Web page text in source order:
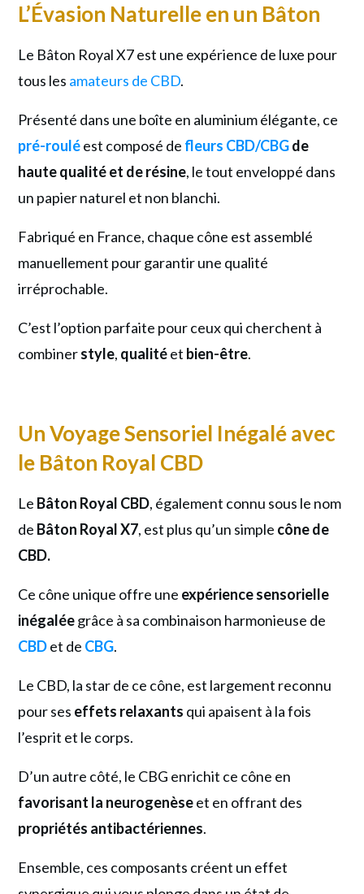
L'Évasion
Cône
L’Évasion Naturelle en un Bâton
Le Bâton Royal X7 est une expérience de luxe pour
tous les amateurs de CBD.
Présenté dans une boîte en aluminium élégante, ce
pré-rouléest composé de fleurs CBD/CBGde
haute qualité et de résine, le tout enveloppé dans
un papier naturel et non blanchi.
Fabriqué en France, chaque cône est assemblé
manuellement pour garantir une qualité
irréprochable.
C’est l’option parfaite pour ceux qui cherchent à
combinerstyle, qualitéet bien-être.
Un Voyage Sensoriel Inégalé avec
le Bâton Royal CBD
Le Bâton Royal CBD, également connu sous le nom
de Bâton Royal X7, est plus qu’un simple cône de
CBD.
Ce cône unique offre une expérience sensorielle
inégaléegrâce à sa combinaison harmonieuse de
CBDet de CBG.
Le CBD, la star de ce cône, est largement reconnu
pour ses effets relaxants qui apaisent à la fois
l’esprit et le corps.
D’un autre côté, le CBG enrichit ce cône en
favorisant la neurogenèseet en offrant des
propriétés antibactériennes.
Ensemble, ces composants créent un effet